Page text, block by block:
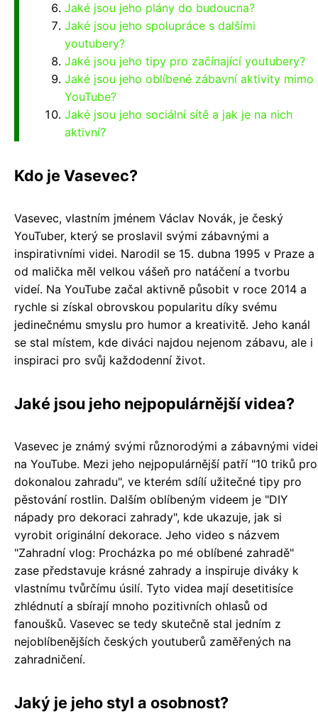
Jaké jsou jeho plány do budoucna?
Jaké jsou jeho spolupráce s dalšími
youtubery?
Jaké jsou jeho tipy pro začínající youtubery?
Jaké jsou jeho oblíbené zábavní aktivity mimo
YouTube?
Jaké jsou jeho sociální sítě a jak je na nich
aktivní?
Kdo je Vasevec?
Vasevec, vlastním jménem Václav Novák, je český
YouTuber, který se proslavil svými zábavnými a
inspirativními videi. Narodil se 15. dubna 1995 v Praze a
od malička měl velkou vášeň pro natáčení a tvorbu
videí. Na YouTube začal aktivně působit v roce 2014 a
rychle si získal obrovskou popularitu díky svému
jedinečnému smyslu pro humor a kreativitě. Jeho kanál
se stal místem, kde diváci najdou nejenom zábavu, ale i
inspiraci pro svůj každodenní život.
Jaké jsou jeho nejpopulárnější videa?
Vasevec je známý svými různorodými a zábavnými videi
na YouTube. Mezi jeho nejpopulárnější patří "10 triků pro
dokonalou zahradu", ve kterém sdílí užitečné tipy pro
pěstování rostlin. Dalším oblíbeným videem je "DIY
nápady pro dekoraci zahrady", kde ukazuje, jak si
vyrobit originální dekorace. Jeho video s názvem
"Zahradní vlog: Procházka po mé oblíbené zahradě"
zase představuje krásné zahrady a inspiruje diváky k
vlastnímu tvůrčímu úsilí. Tyto videa mají desetitisíce
zhlédnutí a sbírají mnoho pozitivních ohlasů od
fanoušků. Vasevec se tedy skutečně stal jedním z
nejoblíbenějších českých youtuberů zaměřených na
zahradničení.
Jaký je jeho styl a osobnost?